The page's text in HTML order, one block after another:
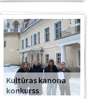
Kultūras kanona
konkurss